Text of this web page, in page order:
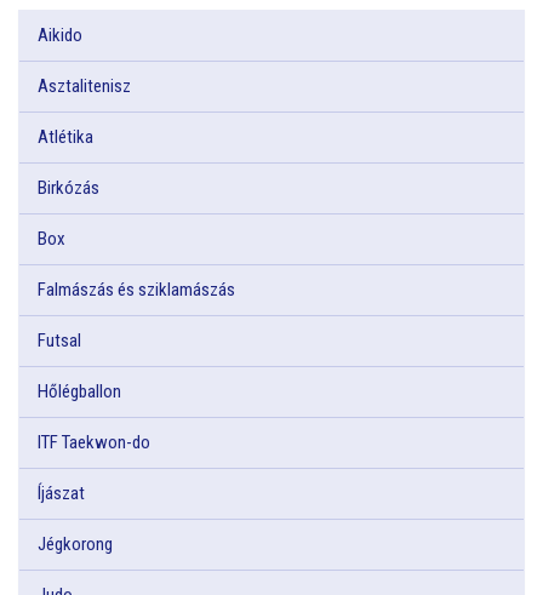
Aikido
Asztalitenisz
Atlétika
Birkózás
Box
Falmászás és sziklamászás
Futsal
Hőlégballon
ITF Taekwon-do
Íjászat
Jégkorong